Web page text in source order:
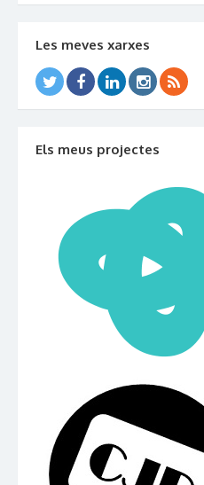
Les meves xarxes
Els meus projectes